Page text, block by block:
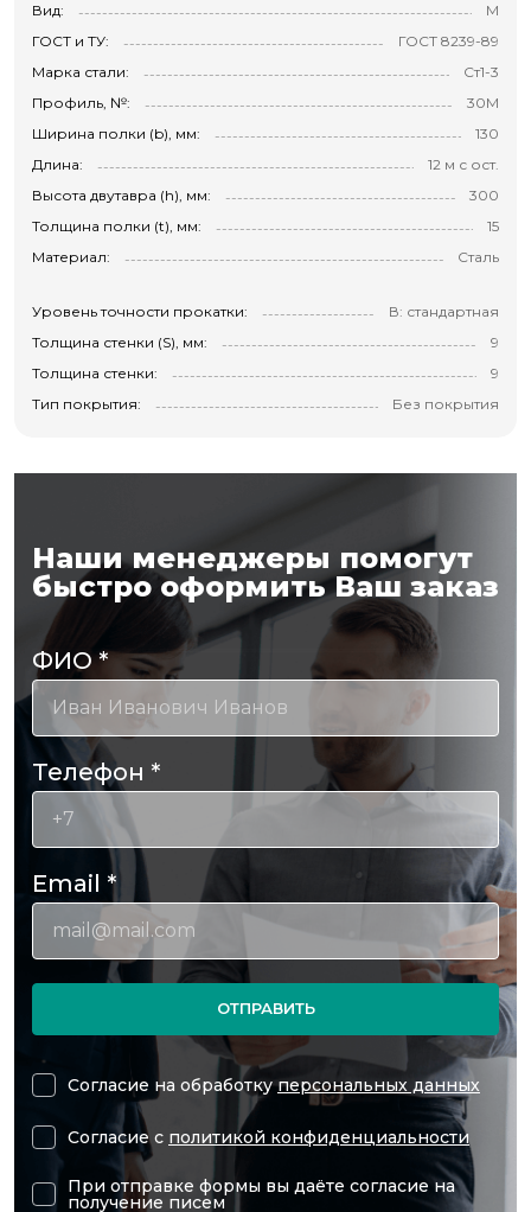
Вид:
М
ГОСТ и ТУ:
ГОСТ 8239-89
Марка стали:
Ст1-3
Профиль, №:
30М
Ширина полки (b), мм:
130
Длина:
12 м с ост.
Высота двутавра (h), мм:
300
Толщина полки (t), мм:
15
Материал:
Сталь
Уровень точности прокатки:
В: стандартная
Толщина стенки (S), мм:
9
Толщина стенки:
9
Тип покрытия:
Без покрытия
Наши менеджеры помогут
быстро оформить Ваш заказ
ФИО*
Телефон *
Email *
ОТПРАВИТЬ
Согласие на обработкуперсональных данных
Согласие с политикой конфиденциальности
При отправке формы вы даёте согласие на
получение писем